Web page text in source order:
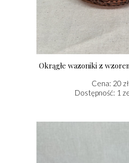
Okrągłe wazoniki z
Cena: 20 zł
Dostępność: 1